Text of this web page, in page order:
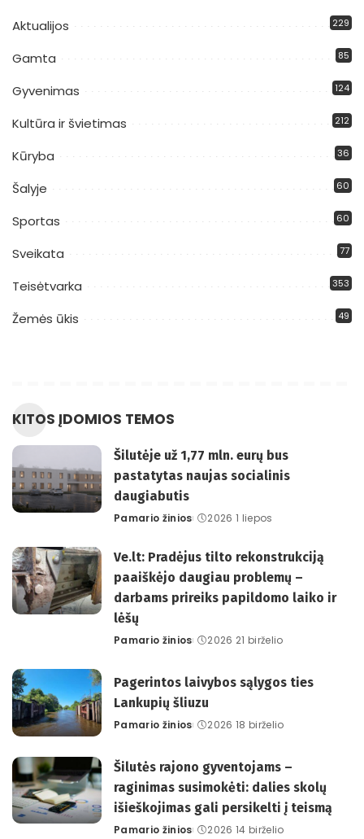
Aktualijos 229
Gamta 85
Gyvenimas 124
Kultūra ir švietimas 212
Kūryba 36
Šalyje 60
Sportas 60
Sveikata 77
Teisėtvarka 353
Žemės ūkis 49
KITOS ĮDOMIOS TEMOS
Šilutėje už 1,77 mln. eurų bus
pastatytas naujas socialinis
daugiabutis
Posted
Pamario žinios 2026 1 liepos
Ve.lt: Pradėjus tilto rekonstrukciją
paaiškėjo daugiau problemų –
darbams prireiks papildomo laiko ir
lėšų
Posted
Pamario žinios 2026 21 birželio
Pagerintos laivybos sąlygos ties
Lankupių šliuzu
Posted
Pamario žinios 2026 18 birželio
Šilutės rajono gyventojams –
raginimas susimokėti: dalies skolų
išieškojimas gali persikelti į teismą
Pamario žinios 2026 14 birželio